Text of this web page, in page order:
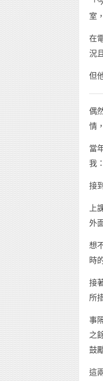
室
在
況
但
偶
情
當
我
接
上
外
想
時
接
所
事
之
鼓
這